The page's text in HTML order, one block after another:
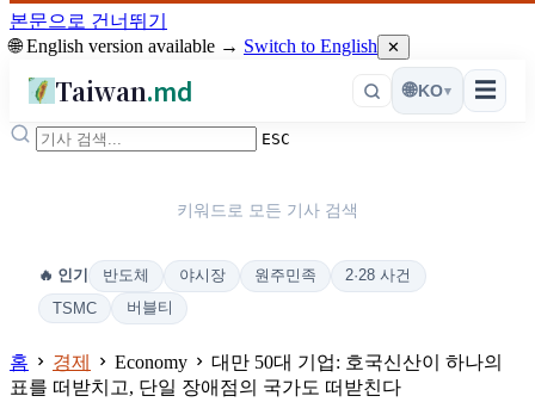
본문으로 건너뛰기
🌐 English version available → Switch to English ✕
Taiwan.md ☰
🌐KO▾
ESC
키워드로 모든 기사 검색
🔥 인기 반도체 야시장 원주민족
2·28 사건
TSMC
버블티
홈 경제 Economy
대만 50대 기업: 호국신산이 하나의
표를 떠받치고, 단일 장애점의 국가도 떠받친다